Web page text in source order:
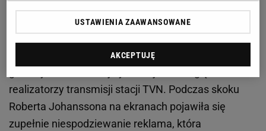
Konkurs cyklu Raw Air w Lillehammer rozpoczął się
z 20-minutowym opóźnieniem z powodu problemów
z warunkami atmosferycznymi. Przesunięcia
realizatorzy transmisji stacji TVN. Podczas skoku
Roberta Johanssona na ekranach pojawiła się
zupełnie niespodziewanie reklama, która
USTAWIENIA ZAAWANSOWANE
AKCEPTUJĘ